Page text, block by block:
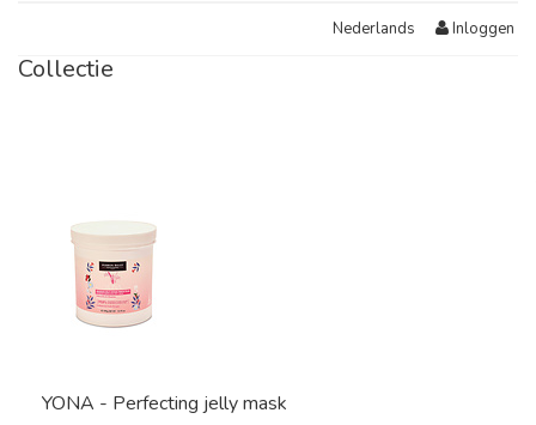
Nederlands Inloggen
Collectie
YONA - Perfecting jelly mask